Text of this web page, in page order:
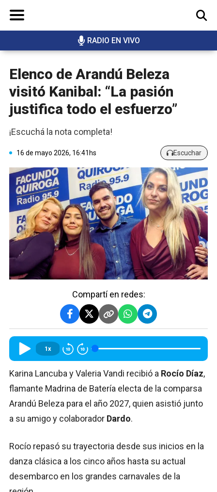
RADIO EN VIVO
BUSCAR
Elenco de Arandú Beleza
visitó Kanibal: “La pasión
justifica todo el esfuerzo”
¡Escuchá la nota completa!
16 de mayo 2026, 16:41hs Escuchar
Compartí en redes:
1x
Karina Lancuba y Valeria Vandi recibió a Rocío Díaz,
flamante Madrina de Batería electa de la comparsa
Arandú Beleza para el año 2027, quien asistió junto
a su amigo y colaborador Dardo.
Rocío repasó su trayectoria desde sus inicios en la
danza clásica a los cinco años hasta su actual
desembarco en los grandes carnavales de la